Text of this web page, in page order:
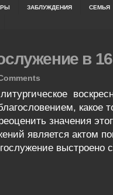
ЗАБЛУЖДЕНИЯ СЕМЬЯ
в
какое
значения
является актом